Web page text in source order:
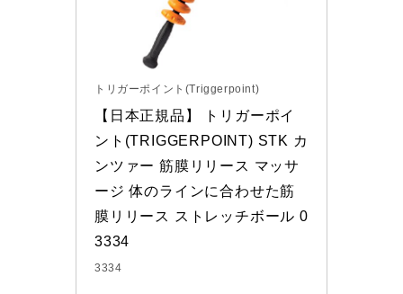
トリガーポイント(Triggerpoint)
【日本正規品】 トリガーポイ
ント(TRIGGERPOINT) STK カ
ンツァー 筋膜リリース マッサ
ージ 体のラインに合わせた筋
膜リリース ストレッチボール 0
3334
3334